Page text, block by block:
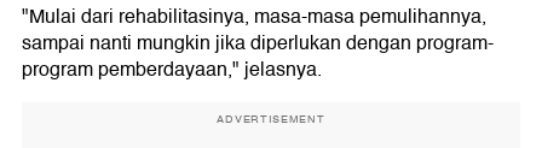
"Mulai dari rehabilitasinya, masa-masa pemulihannya,
sampai nanti mungkin jika diperlukan dengan program-
program pemberdayaan," jelasnya.
ADVERTISEMENT